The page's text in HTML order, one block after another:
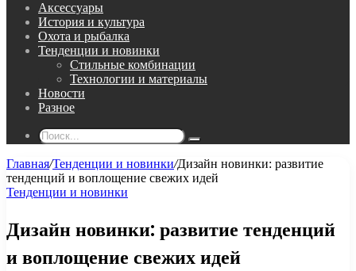
Аксессуары
История и культура
Охота и рыбалка
Тенденции и новинки
Стильные комбинации
Технологии и материалы
Новости
Разное
Поиск...
Главная/Тенденции и новинки/Дизайн новинки: развитие
тенденций и воплощение свежих идей
Тенденции и новинки
Дизайн новинки: развитие тенденций
и воплощение свежих идей